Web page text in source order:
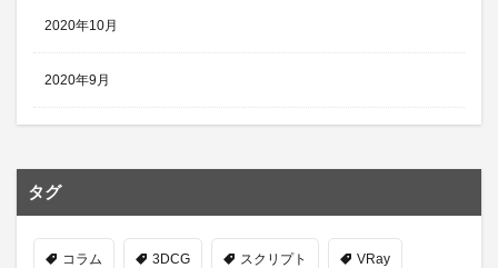
2020年10月
2020年9月
タグ
コラム 3DCG スクリプト VRay